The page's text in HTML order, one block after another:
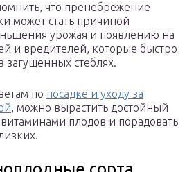
что пренебрежение
может стать причиной
урожая и появлению на
и вредителей, которые быстро
загущенных стеблях.
по посадке и уходу за
, можно вырастить достойный
плодов и порадовать